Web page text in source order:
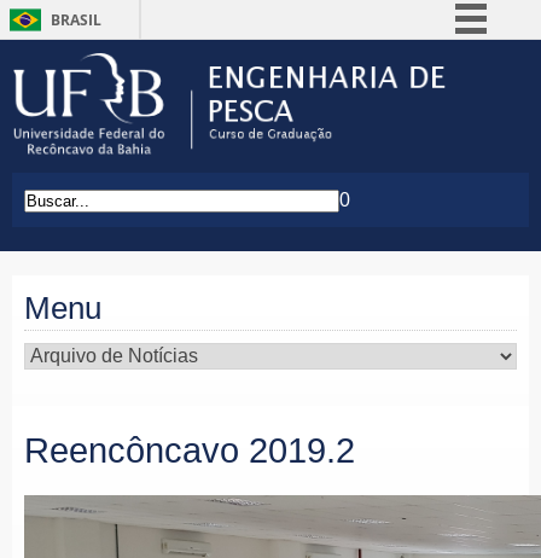
BRASIL
Legislação
Canais
0
Menu
Reencôncavo 2019.2